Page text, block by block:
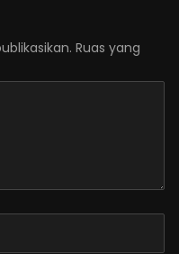
Ruas yang